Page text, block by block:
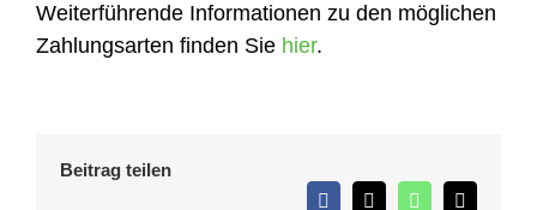
Weiterführende Informationen zu den möglichen
Zahlungsarten finden Sie hier.
Beitrag teilen